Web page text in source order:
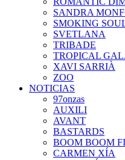
SANDRA
SMOKING
SVETLANA
TRIBADE
TROPICAL
XAVI SARRIÀ
ZOO
NOTICIAS
97onzas
AUXILI
AVANT
BASTARDS
BOOM BOOM
CARMEN XÍA